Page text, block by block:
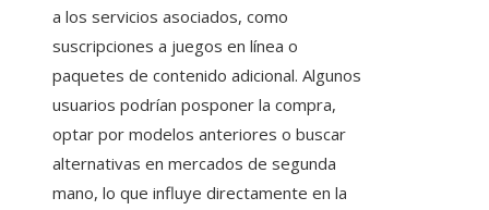
a los servicios asociados, como
suscripciones a juegos en línea o
paquetes de contenido adicional. Algunos
usuarios podrían posponer la compra,
optar por modelos anteriores o buscar
alternativas en mercados de segunda
mano, lo que influye directamente en la